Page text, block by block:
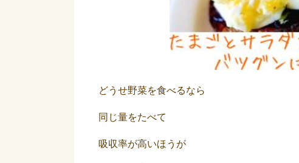
どうせ野菜を食べるなら
同じ量をたべて
吸収率が高いほうが